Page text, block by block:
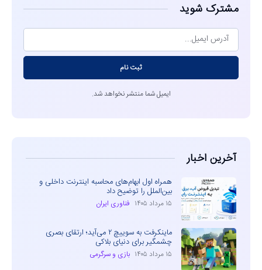
مشترک شوید
ثبت نام
ایمیل شما منتشر نخواهد شد.
آخرین اخبار
همراه اول ابهام‌های محاسبه اینترنت داخلی و
بین‌الملل را توضیح داد
۱۵ مرداد ۱۴۰۵ فناوری ایران
ماینکرفت به سوییچ ۲ می‌آید؛ ارتقای بصری
چشمگیر برای دنیای بلاکی
۱۵ مرداد ۱۴۰۵ بازی و سرگرمی